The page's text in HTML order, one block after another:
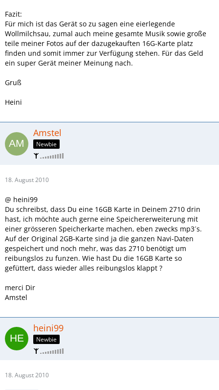
Fazit:
Für mich ist das Gerät so zu sagen eine eierlegende
Wollmilchsau, zumal auch meine gesamte Musik sowie große
teile meiner Fotos auf der dazugekauften 16G-Karte platz
finden und somit immer zur Verfügung stehen. Für das Geld
ein super Gerät meiner Meinung nach.
Gruß
Heini
Amstel
Newbie
18. August 2010
@ heini99
Du schreibst, dass Du eine 16GB Karte in Deinem 2710 drin
hast, ich möchte auch gerne eine Speichererweiterung mit
einer grösseren Speicherkarte machen, eben zwecks mp3´s.
Auf der Original 2GB-Karte sind ja die ganzen Navi-Daten
gespeichert und noch mehr, was das 2710 benötigt um
reibungslos zu funzen. Wie hast Du die 16GB Karte so
gefüttert, dass wieder alles reibungslos klappt ?
merci Dir
Amstel
heini99
Newbie
18. August 2010